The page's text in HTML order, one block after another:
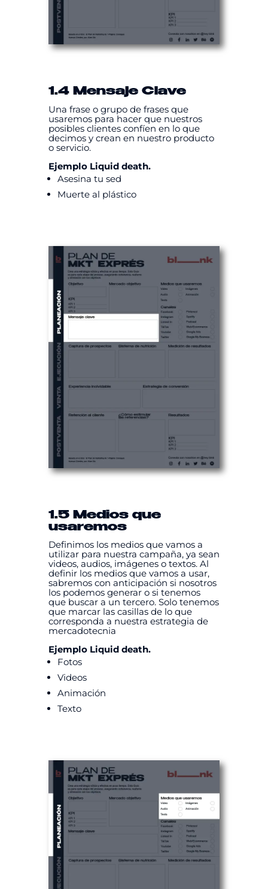
1.4 Mensaje Clave
Una frase o grupo de frases que
usaremos para hacer que nuestros
posibles clientes confíen en lo que
decimos y crean en nuestro producto
o servicio.
Ejemplo Liquid death.
Asesina tu sed
Muerte al plástico
1.5 Medios que
usaremos
Definimos los medios que vamos a
utilizar para nuestra campaña, ya sean
videos, audios, imágenes o textos. Al
definir los medios que vamos a usar,
sabremos con anticipación si nosotros
los podemos generar o si tenemos
que buscar a un tercero. Solo tenemos
que marcar las casillas de lo que
corresponda a nuestra estrategia de
mercadotecnia
Ejemplo Liquid death.
Fotos
Videos
Animación
Texto